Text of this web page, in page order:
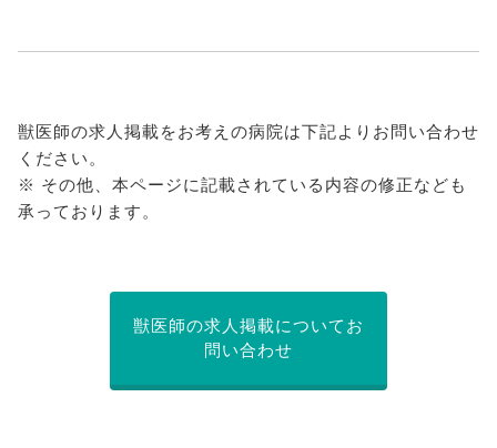
獣医師の求人掲載をお考えの病院は下記よりお問い合わせ
ください。
※ その他、本ページに記載されている内容の修正なども
承っております。
獣医師の求人掲載についてお
問い合わせ